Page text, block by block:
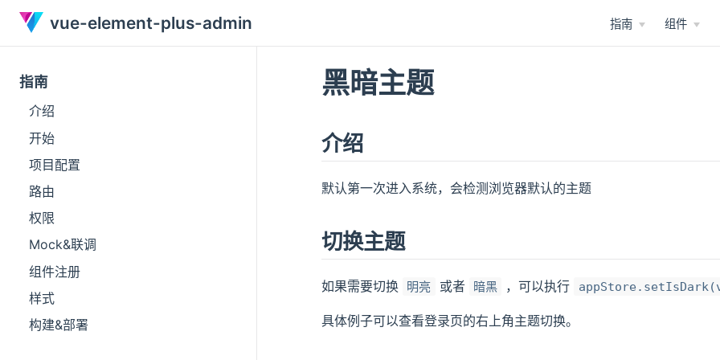
vue-element-plus-admin 指南 组件
指南
介绍
开始
项目配置
路由
权限
Mock&联调
组件注册
样式
构建&部署
黑暗主题
介绍
默认第一次进入系统，会检测浏览器默认的主题
切换主题
如果需要切换 明亮 或者 暗黑 ，可以执行
具体例子可以查看登录页的右上角主题切换。